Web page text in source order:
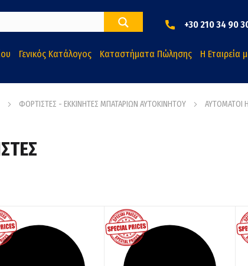
+30 210 34 90
Γενικός Κατάλογος Καταστήματα Πώλησης Η Εταιρεία
ΦΟΡΤΙΣΤΕΣ - ΕΚΚΙΝΗΤΕΣ ΜΠΑΤΑΡΙΩΝ ΑΥΤΟΚΙΝΗΤΟΥ ΑΥΤΟΜΑΤΟΙ